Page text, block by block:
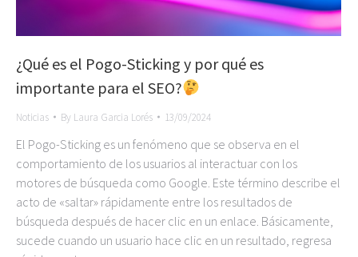
¿Qué es el Pogo-Sticking y por qué es
importante para el SEO?
Noticias By Laura Garcia Lorés 13/09/2024
El Pogo-Sticking es un fenómeno que se observa en el
comportamiento de los usuarios al interactuar con los
motores de búsqueda como Google. Este término describe el
acto de «saltar» rápidamente entre los resultados de
búsqueda después de hacer clic en un enlace. Básicamente,
sucede cuando un usuario hace clic en un resultado, regresa